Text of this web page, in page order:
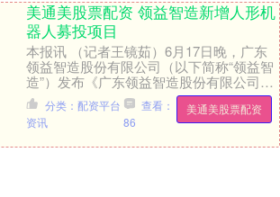
美通美股票配资 领益智造新增人形机
器人募投项目
本报讯 （记者王镜茹）6月17日晚，广东
领益智造股份有限公司（以下简称“领益智
造”）发布《广东领益智造股份有限公司关
于调整部分募投项目、变更部分募集资金
用途的公....
美通美股票配资
分类：配资平台
资讯
查看：
86